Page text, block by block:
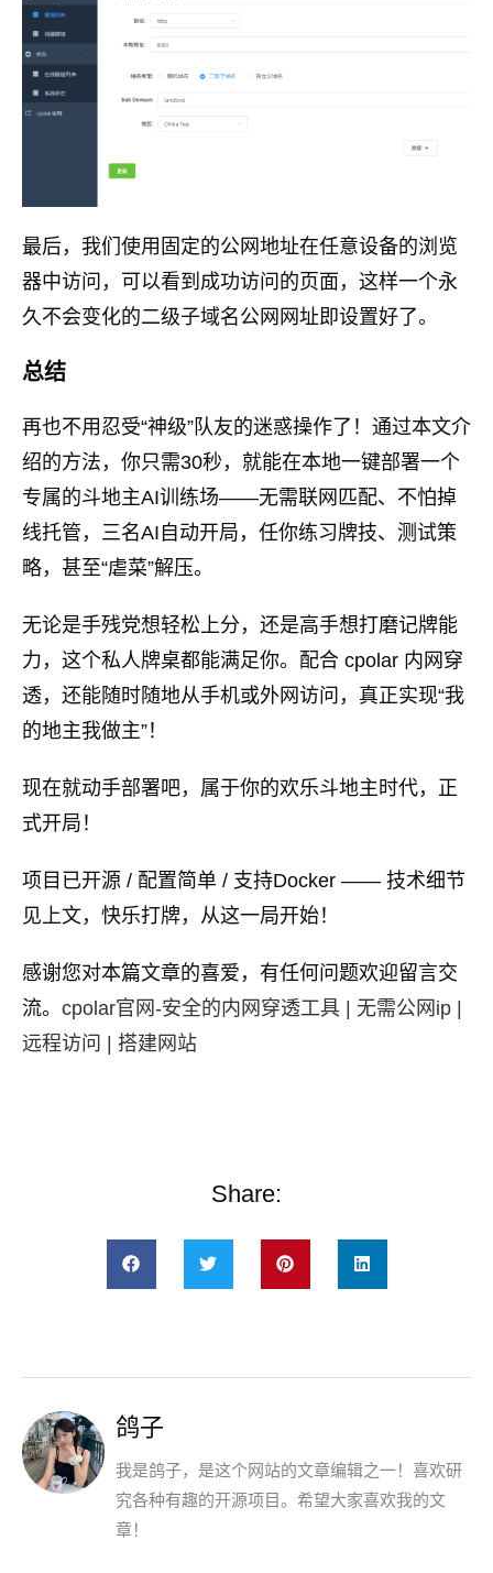
最后，我们使用固定的公网地址在任意设备的浏览
器中访问，可以看到成功访问的页面，这样一个永
久不会变化的二级子域名公网网址即设置好了。
总结
再也不用忍受“神级”队友的迷惑操作了！通过本文介
绍的方法，你只需30秒，就能在本地一键部署一个
专属的斗地主AI训练场——无需联网匹配、不怕掉
线托管，三名AI自动开局，任你练习牌技、测试策
略，甚至“虐菜”解压。
无论是手残党想轻松上分，还是高手想打磨记牌能
力，这个私人牌桌都能满足你。配合 cpolar 内网穿
透，还能随时随地从手机或外网访问，真正实现“我
的地主我做主”！
现在就动手部署吧，属于你的欢乐斗地主时代，正
式开局！
项目已开源 / 配置简单 / 支持Docker —— 技术细节
见上文，快乐打牌，从这一局开始！
感谢您对本篇文章的喜爱，有任何问题欢迎留言交
流。 cpolar官网-安全的内网穿透工具 | 无需公网ip |
远程访问 | 搭建网站
Share:
鸽子
我是鸽子，是这个网站的文章编辑之一！喜欢研
究各种有趣的开源项目。希望大家喜欢我的文
章！